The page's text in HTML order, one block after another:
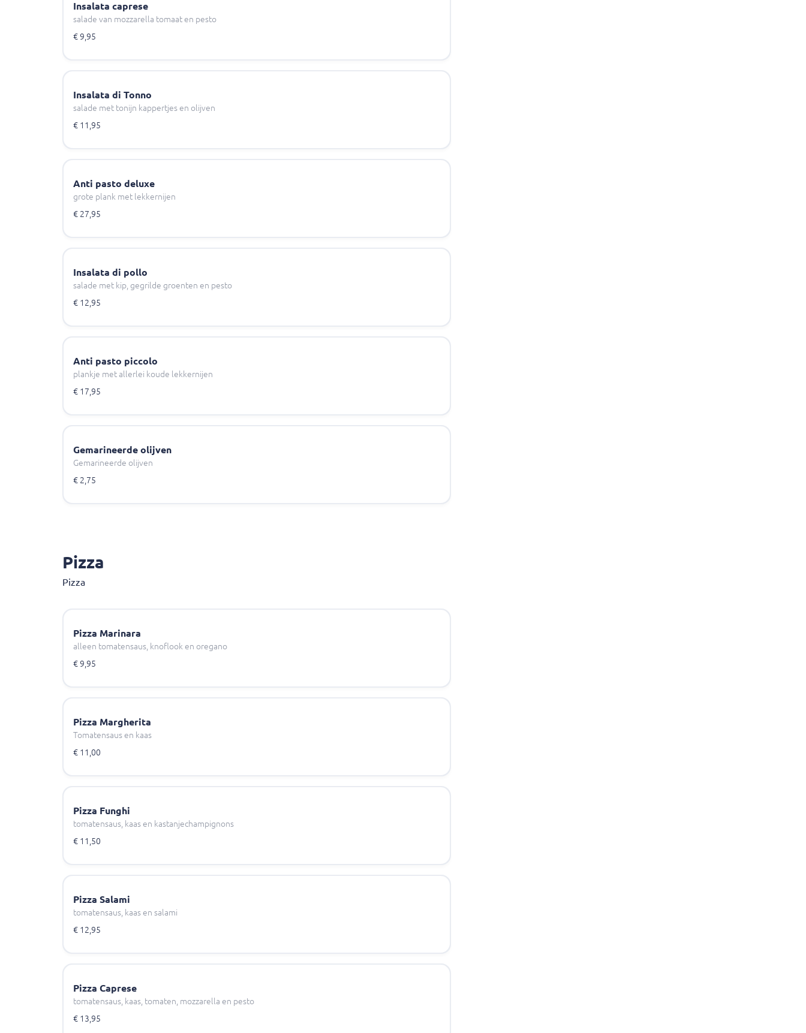
Insalata caprese
salade van mozzarella tomaat en pesto
€ 9,95
Insalata di Tonno
salade met tonijn kappertjes en olijven
€ 11,95
Anti pasto deluxe
grote plank met lekkernijen
€ 27,95
Insalata di pollo
salade met kip, gegrilde groenten en pesto
€ 12,95
Anti pasto piccolo
plankje met allerlei koude lekkernijen
€ 17,95
Gemarineerde olijven
Gemarineerde olijven
€ 2,75
Pizza
Pizza
Pizza Marinara
alleen tomatensaus, knoflook en oregano
€ 9,95
Pizza Margherita
Tomatensaus en kaas
€ 11,00
Pizza Funghi
tomatensaus, kaas en kastanjechampignons
€ 11,50
Pizza Salami
tomatensaus, kaas en salami
€ 12,95
Pizza Caprese
tomatensaus, kaas, tomaten, mozzarella en pesto
€ 13,95